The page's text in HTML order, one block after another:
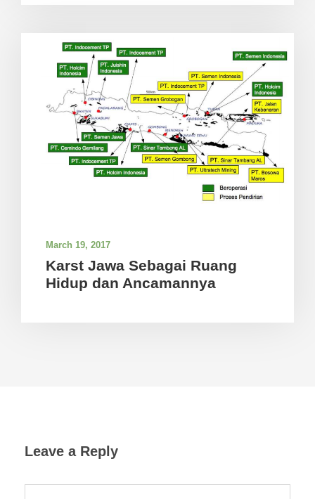
March 19, 2017
Karst Jawa Sebagai Ruang
Hidup dan Ancamannya
Leave a Reply